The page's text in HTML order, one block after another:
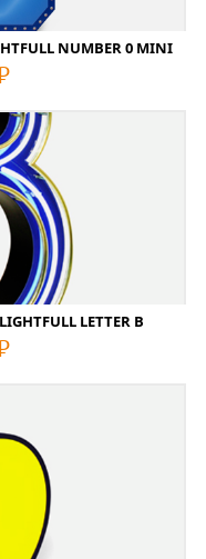
NUMBER 0 MINI
LETTER B